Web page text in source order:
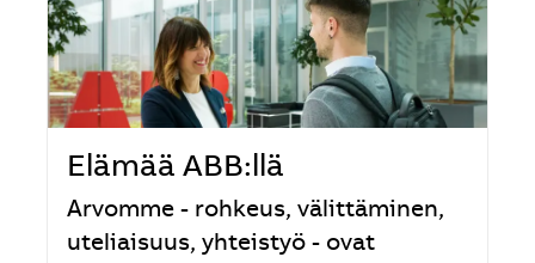
Elämää ABB:llä
Arvomme - rohkeus, välittäminen,
uteliaisuus, yhteistyö - ovat